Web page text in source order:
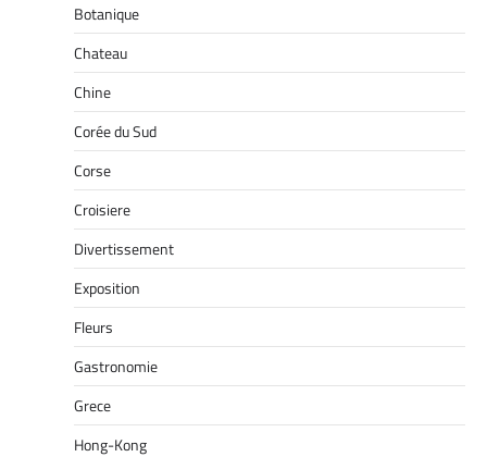
Botanique
Chateau
Chine
Corée du Sud
Corse
Croisiere
Divertissement
Exposition
Fleurs
Gastronomie
Grece
Hong-Kong